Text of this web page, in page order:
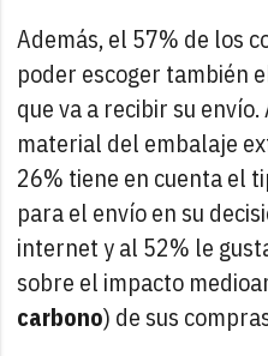
Además, el 57% de los
poder escoger también
que va a recibir su
material del embalaje
26% tiene en cuenta el
para el envío en su
internet y al 52% le
sobre el impacto
carbono) de sus